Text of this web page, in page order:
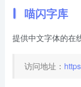
喵闪字库
提供中文字体的在
访问地址：